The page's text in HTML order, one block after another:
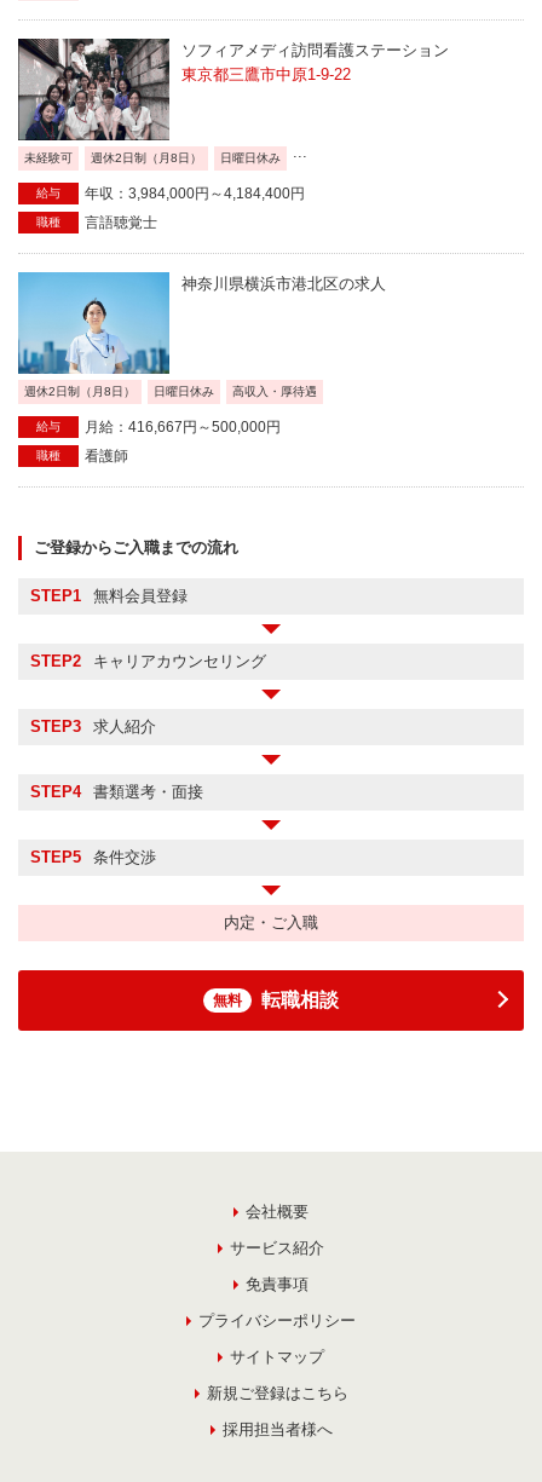
ソフィアメディ訪問看護ステーション
東京都三鷹市中原1-9-22
未経験可 週休2日制（月8日） 日曜日休み
給与 年収：3,984,000円～4,184,400円
職種 言語聴覚士
神奈川県横浜市港北区の求人
週休2日制（月8日） 日曜日休み 高収入・厚待遇
給与 月給：416,667円～500,000円
職種 看護師
ご登録からご入職までの流れ
STEP1 無料会員登録
STEP2 キャリアカウンセリング
STEP3 求人紹介
STEP4 書類選考・面接
STEP5 条件交渉
内定・ご入職
無料 転職相談
会社概要
サービス紹介
免責事項
プライバシーポリシー
サイトマップ
新規ご登録はこちら
採用担当者様へ